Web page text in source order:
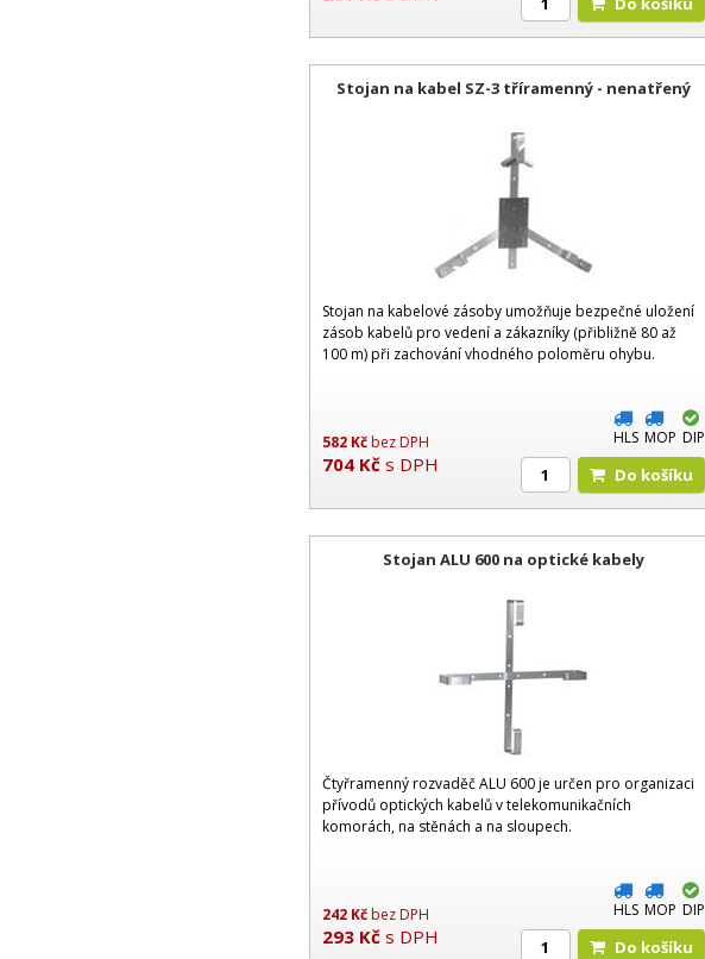
Stojan na kabel SZ-3 tříramenný - nenatřený
Stojan na kabelové zásoby umožňuje bezpečné uložení
zásob kabelů pro vedení a zákazníky (přibližně 80 až
100 m) při zachování vhodného poloměru ohybu.
582 Kčbez DPH
704 Kč s DPH
HLS MOP DIP
Do košíku
Stojan ALU 600 na optické kabely
Čtyřramenný rozvaděč ALU 600 je určen pro organizaci
přívodů optických kabelů v telekomunikačních
komorách, na stěnách a na sloupech.
242 Kčbez DPH
293 Kč s DPH
HLS MOP DIP
Do košíku